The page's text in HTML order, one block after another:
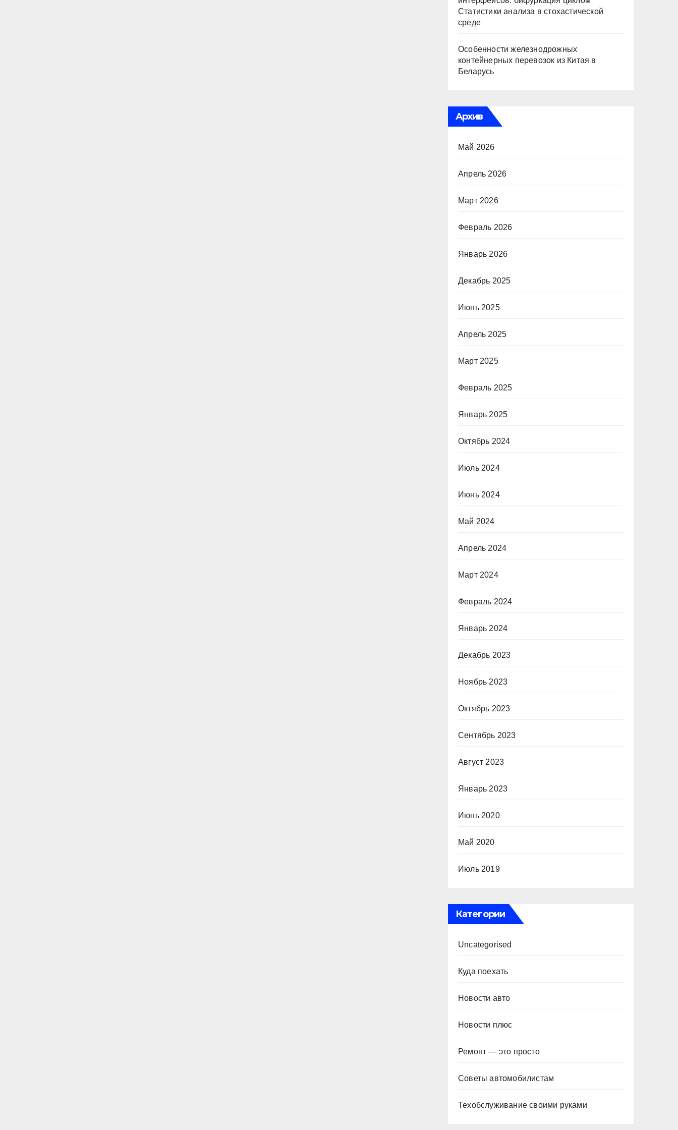
Статистики анализа в стохастической
среде
Особенности железнодрожных
контейнерных перевозок из Китая в
Беларусь
Архив
Май 2026
Апрель 2026
Март 2026
Февраль 2026
Январь 2026
Декабрь 2025
Июнь 2025
Апрель 2025
Март 2025
Февраль 2025
Январь 2025
Октябрь 2024
Июль 2024
Июнь 2024
Май 2024
Апрель 2024
Март 2024
Февраль 2024
Январь 2024
Декабрь 2023
Ноябрь 2023
Октябрь 2023
Сентябрь 2023
Август 2023
Январь 2023
Июнь 2020
Май 2020
Июль 2019
Категории
Uncategorised
Куда поехать
Новости авто
Новости плюс
Ремонт — это просто
Советы автомобилистам
Техобслуживание своими руками